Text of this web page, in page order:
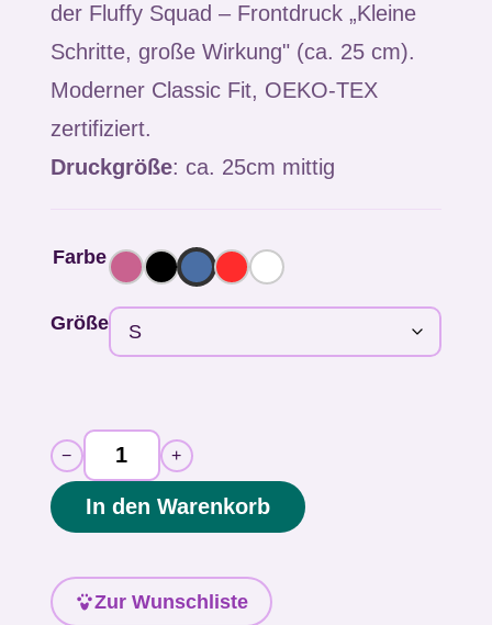
der Fluffy Squad – Frontdruck „Kleine
Schritte, große Wirkung" (ca. 25 cm).
Moderner Classic Fit, OEKO-TEX
zertifiziert.
Druckgröße: ca. 25cm mittig
Farbe
Größe
Piko
Unisex
Shirt
„Kleine
− +
In den Warenkorb
Zur Wunschliste